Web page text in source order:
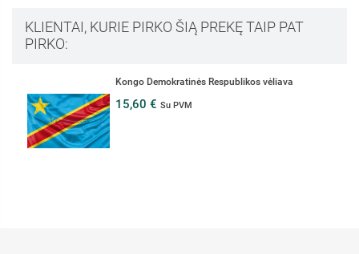
KLIENTAI, KURIE PIRKO ŠIĄ PREKĘ TAIP PAT
PIRKO:
Kongo Demokratinės Respublikos vėliava
15,60 €Su PVM